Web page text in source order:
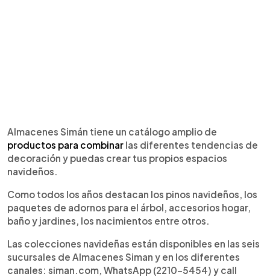
Almacenes Simán tiene un catálogo amplio de
productos para combinar las diferentes tendencias de
decoración y puedas crear tus propios espacios
navideños.
Como todos los años destacan los pinos navideños, los
paquetes de adornos para el árbol, accesorios hogar,
baño y jardines, los nacimientos entre otros.
Las colecciones navideñas están disponibles en las seis
sucursales de Almacenes Siman y en los diferentes
canales: siman.com, WhatsApp (2210-5454) y call